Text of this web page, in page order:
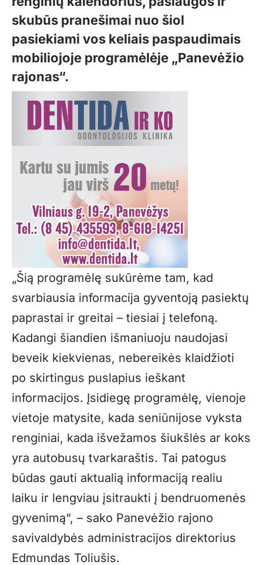
skubūs pranešimai nuo šiol
pasiekiami vos keliais paspaudimais
mobiliojoje programėlėje „Panevėžio
rajonas“.
„Šią programėlę sukūrėme tam, kad
svarbiausia informacija gyventoją pasiektų
paprastai ir greitai – tiesiai į telefoną.
Kadangi šiandien išmaniuoju naudojasi
beveik kiekvienas, nebereikės klaidžioti
po skirtingus puslapius ieškant
informacijos. Įsidiegę programėlę, vienoje
vietoje matysite, kada seniūnijose vyksta
renginiai, kada išvežamos šiukšlės ar koks
yra autobusų tvarkaraštis. Tai patogus
būdas gauti aktualią informaciją realiu
laiku ir lengviau įsitraukti į bendruomenės
gyvenimą“, – sako Panevėžio rajono
savivaldybės administracijos direktorius
Edmundas Toliušis.